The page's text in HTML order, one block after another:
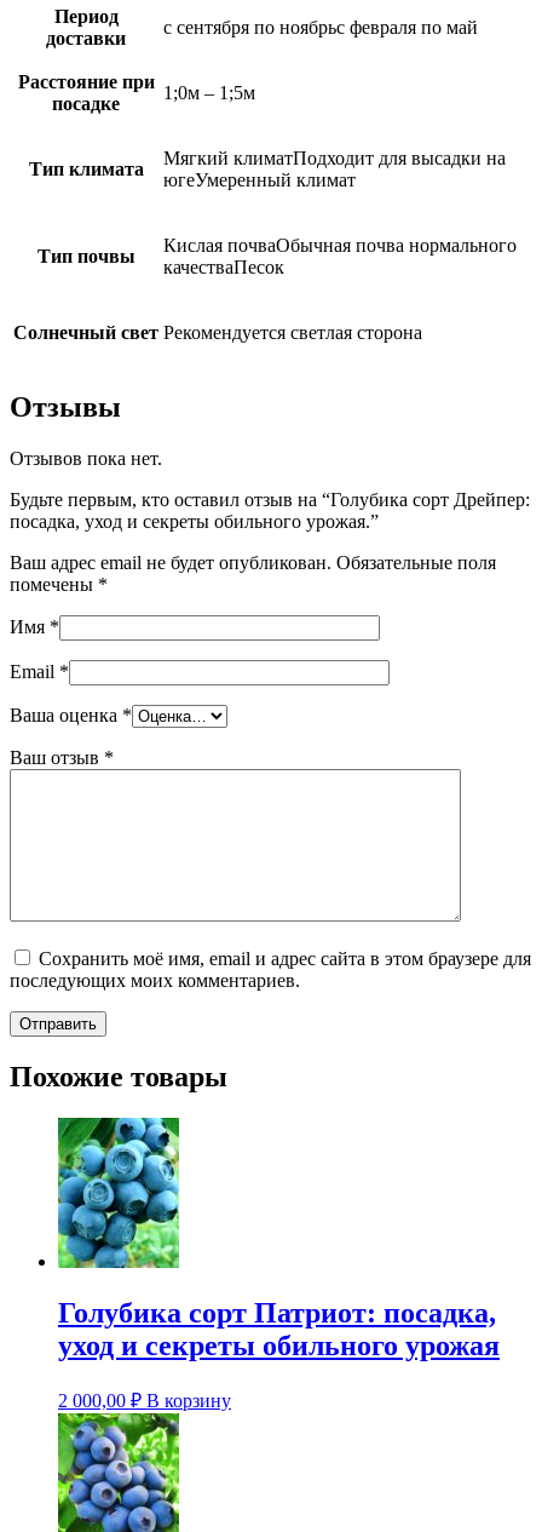
Период
доставки
с сентября по ноябрьс февраля по май
Расстояние при
посадке
1;0м – 1;5м
Тип климата
Мягкий климатПодходит для высадки на
югеУмеренный климат
Тип почвы
Кислая почваОбычная почва нормального
качестваПесок
Солнечный свет Рекомендуется светлая сторона
Отзывы
Отзывов пока нет.
Будьте первым, кто оставил отзыв на “Голубика сорт Дрейпер:
посадка, уход и секреты обильного урожая.”
Ваш адрес email не будет опубликован. Обязательные поля
помечены *
Имя *
Email *
Ваша оценка *
Ваш отзыв *
Сохранить моё имя, email и адрес сайта в этом браузере для
последующих моих комментариев.
Похожие товары
Голубика сорт Патриот: посадка,
уход и секреты обильного урожая
2 000,00 ₽ В корзину